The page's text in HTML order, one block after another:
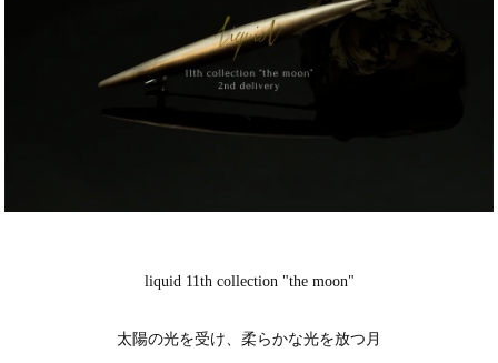
liquid 11th collection "the moon"
太陽の光を受け、柔らかな光を放つ月